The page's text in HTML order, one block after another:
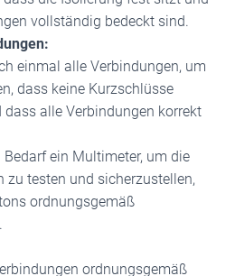
vollständig bedeckt sind.
einmal alle Verbindungen, um
dass keine Kurzschlüsse
dass alle Verbindungen korrekt
Bedarf ein Multimeter, um die
zu testen und sicherzustellen,
ordnungsgemäß
ordnungsgemäß